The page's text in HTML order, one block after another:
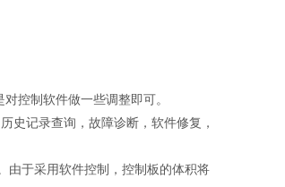
控制软件做一些调整即可。
史记录查询，故障诊断，软件修复，
由于采用软件控制，控制板的体积将